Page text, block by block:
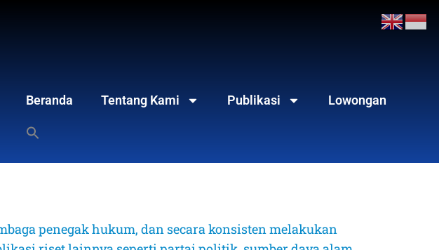
Beranda Tentang Kami Publikasi Lowongan
penegak hukum, dan secara konsisten melakukan